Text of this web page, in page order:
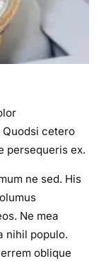
Quodsi cetero
persequeris ex.
ne sed. His
Ne mea
nihil populo.
oblique